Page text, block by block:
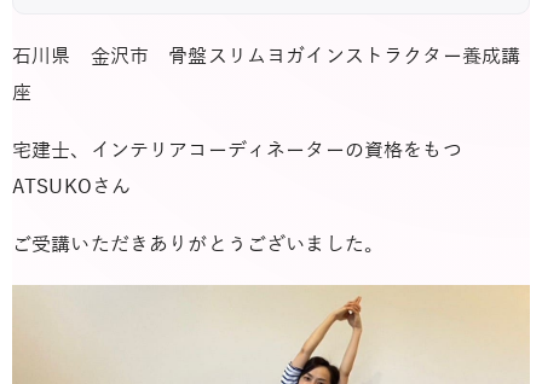
石川県 金沢市 骨盤スリムヨガインストラクター養成講
座
宅建士、インテリアコーディネーターの資格をもつ
ATSUKOさん
ご受講いただきありがとうございました。